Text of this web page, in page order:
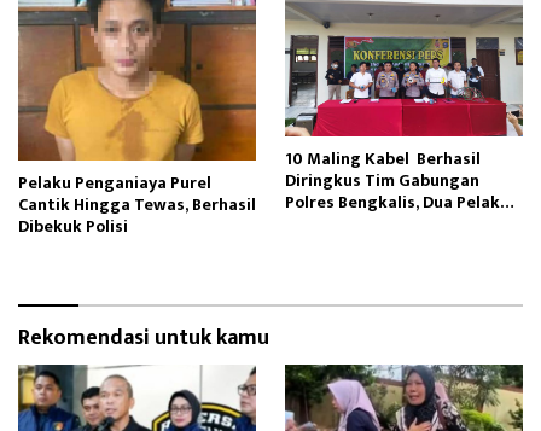
Pelaku Penganiaya Purel
Cantik Hingga Tewas, Berhasil
Dibekuk Polisi
10 Maling Kabel Berhasil
Diringkus Tim Gabungan
Polres Bengkalis, Dua Pelaku
Rekomendasi untuk kamu